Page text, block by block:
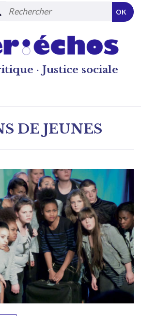
· Justice sociale
OK
DE JEUNES